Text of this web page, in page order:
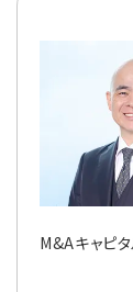
M&Aキャピ